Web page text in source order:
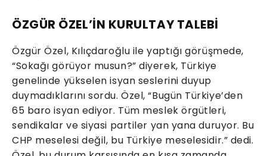
ÖZGÜR ÖZEL’İN KURULTAY TALEBİ
Özgür Özel, Kılıçdaroğlu ile yaptığı görüşmede,
“Sokağı görüyor musun?” diyerek, Türkiye
genelinde yükselen isyan seslerini duyup
duymadıklarını sordu. Özel, “Bugün Türkiye’den
65 baro isyan ediyor. Tüm meslek örgütleri,
sendikalar ve siyasi partiler yan yana duruyor. Bu
CHP meselesi değil, bu Türkiye meselesidir.” dedi.